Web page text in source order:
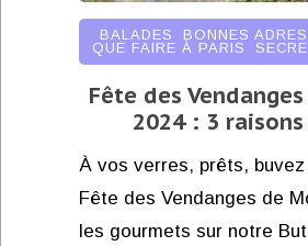
BALADES BONNES
QUE FAIRE À PARIS
Fête des
2024 : 3
À vos verres, prêts,
Fête des Vendanges de
les gourmets sur notre